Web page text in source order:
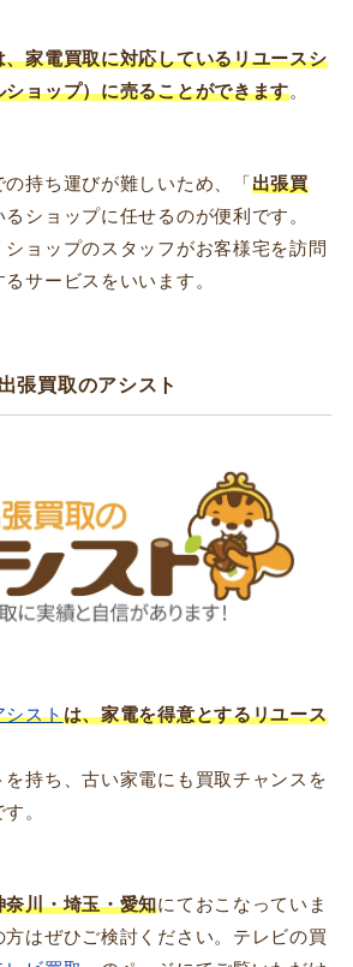
家電買取に対応しているリユースシ
ョップ）に売ることができます。
持ち運びが難しいため、「 出張買
ショップに任せるのが便利です。
ショップのスタッフがお客様宅を訪問
サービスをいいます。
張買取のアシスト
シストは、家電を得意とするリユース
持ち、古い家電にも買取チャンスを
。
奈川・埼玉・愛知にておこなっていま
はぜひご検討ください。テレビの買